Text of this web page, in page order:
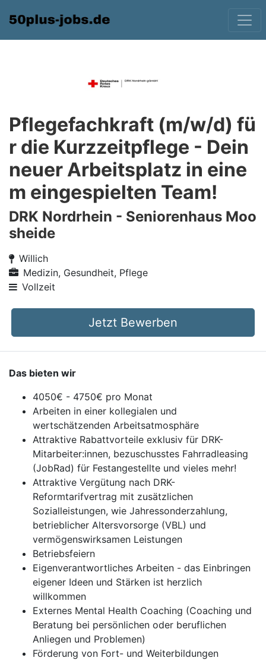
Pflegefachkraft (m/w/d) fü
r die Kurzzeitpflege - Dein
neuer Arbeitsplatz in eine
m eingespielten Team!
DRK Nordrhein - Seniorenhaus Moo
sheide
Willich
Medizin, Gesundheit, Pflege
Vollzeit
Jetzt Bewerben
Das bieten wir
4050€ - 4750€ pro Monat
Arbeiten in einer kollegialen und
wertschätzenden Arbeitsatmosphäre
Attraktive Rabattvorteile exklusiv für DRK-
Mitarbeiter:innen, bezuschusstes Fahrradleasing
(JobRad) für Festangestellte und vieles mehr!
Attraktive Vergütung nach DRK-
Reformtarifvertrag mit zusätzlichen
Sozialleistungen, wie Jahressonderzahlung,
betrieblicher Altersvorsorge (VBL) und
vermögenswirksamen Leistungen
Betriebsfeiern
Eigenverantwortliches Arbeiten - das Einbringen
eigener Ideen und Stärken ist herzlich
willkommen
Externes Mental Health Coaching (Coaching und
Beratung bei persönlichen oder beruflichen
Anliegen und Problemen)
Förderung von Fort- und Weiterbildungen